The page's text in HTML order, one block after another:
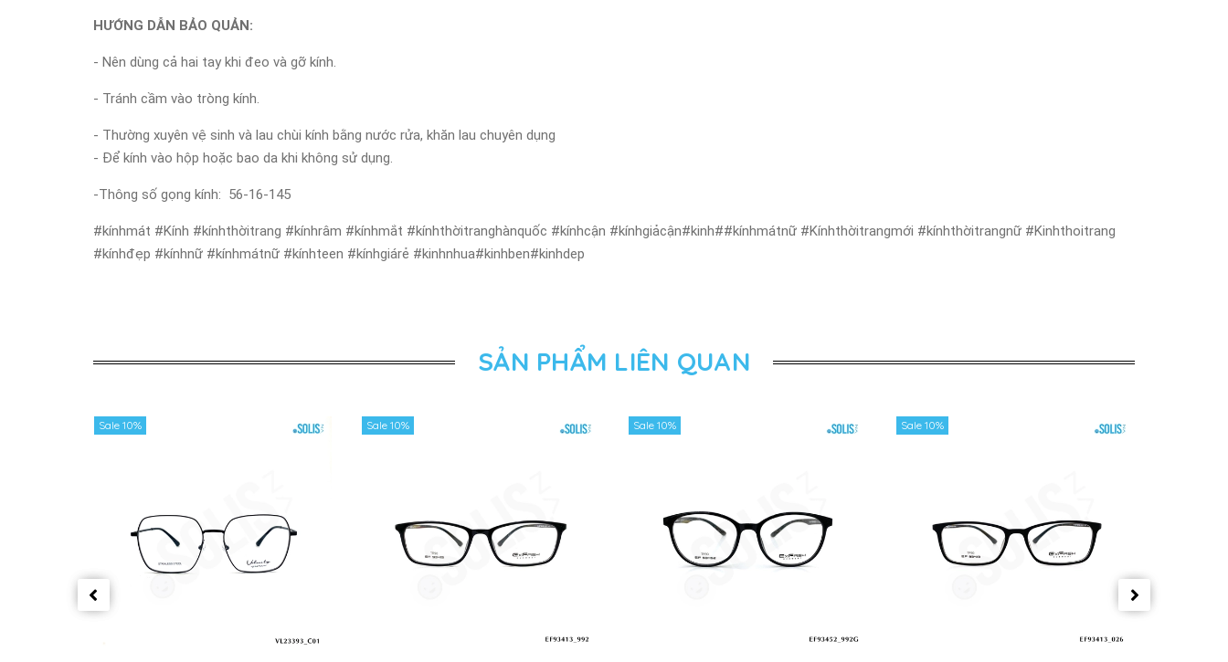
HƯỚNG DẪN BẢO QUẢN:
- Nên dùng cả hai tay khi đeo và gỡ kính.
- Tránh cầm vào tròng kính.
- Thường xuyên vệ sinh và lau chùi kính bằng nước rửa, khăn lau chuyên dụng
- Để kính vào hộp hoặc bao da khi không sử dụng.
-Thông số gọng kính: 56-16-145
#kínhmát #Kính #kínhthờitrang #kínhrâm #kínhmắt #kínhthờitranghànquốc #kínhcận #kínhgiảcận#kinh##kínhmátnữ #Kínhthờitrangmới #kínhthờitrangnữ #Kinhthoitrang
#kínhđẹp #kínhnữ #kínhmátnữ #kínhteen #kínhgiárẻ #kinhnhua#kinhben#kinhdep
SẢN PHẨM LIÊN QUAN
Sale 10% Sale 10% Sale 10% Sale 10%